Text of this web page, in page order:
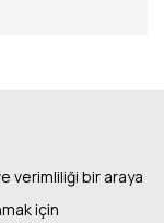
verimliliği bir araya
için